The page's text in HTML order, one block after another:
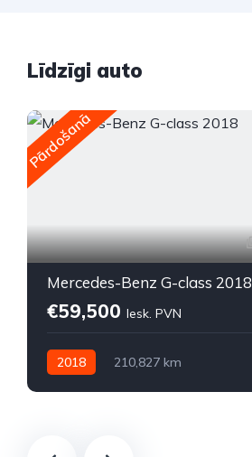
Līdzīgi auto
Pārdošanā
Mercedes-Benz G-class 2018
€59,500 Iesk. PVN
2018
210,827 km